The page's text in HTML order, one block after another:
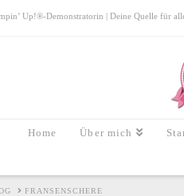
Up!®-Demonstratorin | Deine Quelle für
Home Über mich
FRANSENSCHERE